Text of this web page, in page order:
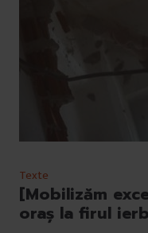
Texte
[Mobilizăm
oraș la firul